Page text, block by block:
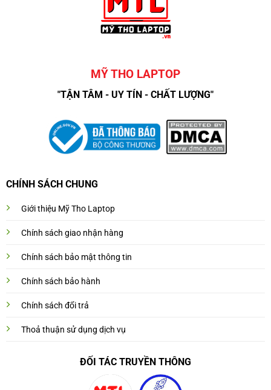
MỸ THO LAPTOP
"TẬN TÂM - UY TÍN - CHẤT LƯỢNG"
CHÍNH SÁCH CHUNG
Giới thiệu Mỹ Tho Laptop
Chính sách giao nhận hàng
Chính sách bảo mật thông tin
Chính sách bảo hành
Chính sách đổi trả
Thoả thuận sử dụng dịch vụ
ĐỐI TÁC TRUYỀN THÔNG